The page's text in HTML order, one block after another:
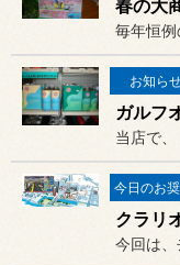
春の大
お知ら
クラリ